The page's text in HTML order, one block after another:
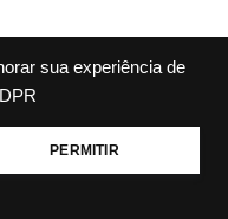
sua experiência de
PERMITIR